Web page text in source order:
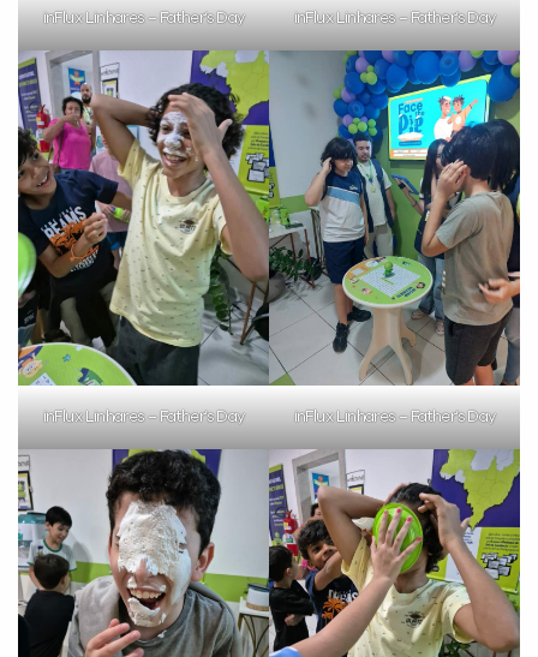
inFlux Linhares – Father’s Day inFlux Linhares – Father’s Day
inFlux Linhares – Father’s Day inFlux Linhares – Father’s Day